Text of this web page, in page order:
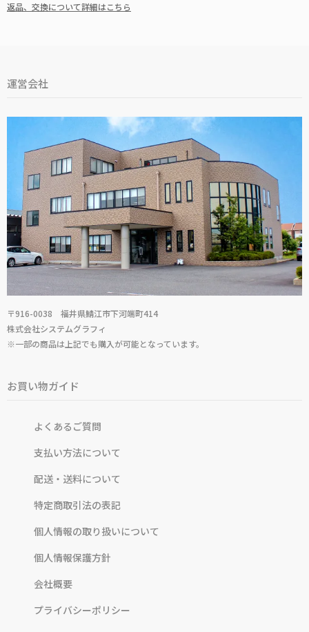
返品、交換について詳細はこちら
運営会社
〒916-0038 福井県鯖江市下河端町414
株式会社システムグラフィ
※一部の商品は上記でも購入が可能となっています。
お買い物ガイド
よくあるご質問
支払い方法について
配送・送料について
特定商取引法の表記
個人情報の取り扱いについて
個人情報保護方針
会社概要
プライバシーポリシー